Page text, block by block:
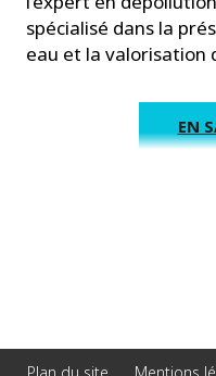
spécialisé dans la
eau et la valorisation
EN